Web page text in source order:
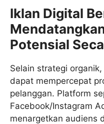
Iklan Digital
Potensial
Selain strategi
dapat mempercepat
pelanggan. Platform
Facebook/Instagram
menargetkan audiens